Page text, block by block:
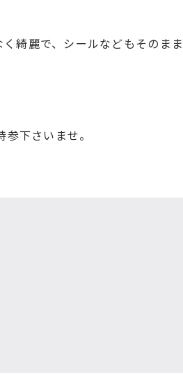
綺麗で、シールなどもそのま
下さいませ。